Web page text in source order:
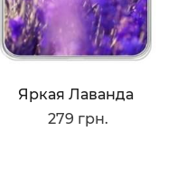
Яркая Лаванда
279 грн.